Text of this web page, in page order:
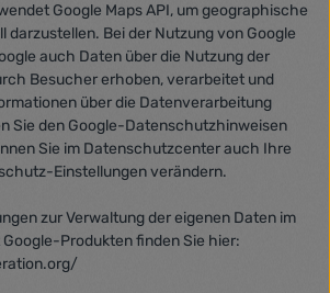
Google Maps API, um geographische
darzustellen. Bei der Nutzung von Google
auch Daten über die Nutzung der
Besucher erhoben, verarbeitet und
über die Datenverarbeitung
Sie den Google-Datenschutzhinweisen
Sie im Datenschutzcenter auch Ihre
Einstellungen verändern.
zur Verwaltung der eigenen Daten im
Produkten finden Sie hier: